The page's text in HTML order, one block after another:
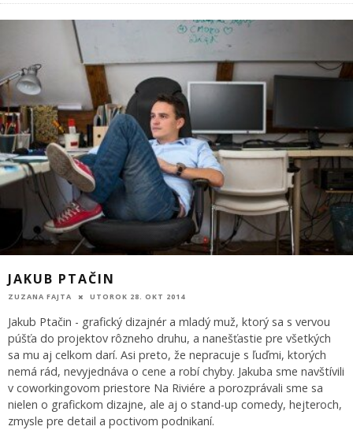
JAKUB PTAČIN
ZUZANA FAJTA UTOROK 28. OKT 2014
Jakub Ptačin - grafický dizajnér a mladý muž, ktorý sa s vervou
púšťa do projektov rôzneho druhu, a nanešťastie pre všetkých
sa mu aj celkom darí. Asi preto, že nepracuje s ľuďmi, ktorých
nemá rád, nevyjednáva o cene a robí chyby. Jakuba sme navštívili
v coworkingovom priestore Na Riviére a porozprávali sme sa
nielen o grafickom dizajne, ale aj o stand-up comedy, hejteroch,
zmysle pre detail a poctivom podnikaní.